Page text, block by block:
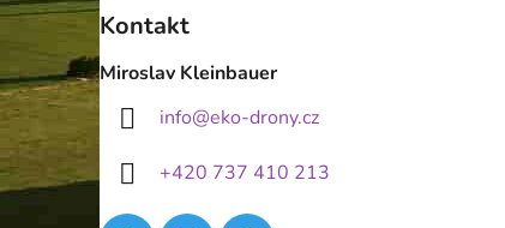
Kontakt
Miroslav Kleinbauer
info@eko-drony.cz
+420 737 410 213